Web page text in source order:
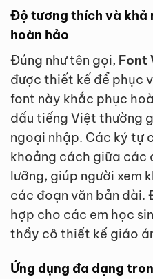
Độ tương thích và khả
hoàn hảo
Đúng như tên gọi, Font
được thiết kế để phục
font này khắc phục
dấu tiếng Việt thường
ngoại nhập. Các ký tự
khoảng cách giữa các
lưỡng, giúp người xem
các đoạn văn bản dài.
hợp cho các em học
thầy cô thiết kế giáo
Ứng dụng đa dạng